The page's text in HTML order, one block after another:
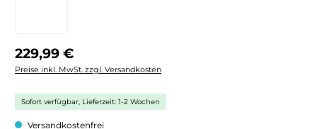
Regulärer Preis:
229,99 €
Preise inkl. MwSt. zzgl. Versandkosten
Sofort verfügbar, Lieferzeit: 1-2 Wochen
Versandkostenfrei